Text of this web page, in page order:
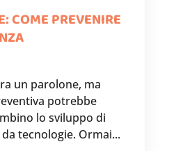
COME PREVENIRE
un parolone, ma
potrebbe
lo sviluppo di
tecnologie. Ormai...